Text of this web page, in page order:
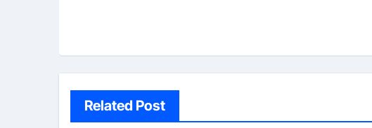
Related Post